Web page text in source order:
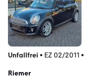
Unfallfrei • EZ 02/2011 •
Riemer